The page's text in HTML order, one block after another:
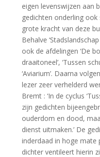
eigen levenswijzen aan
gedichten onderling
grote kracht van deze
Behalve
ook de afdelingen ‘De
draaitoneel’, ‘Tussen
‘Aviarium’. Daarna
lezer zeer verhelderd
Bremt : ‘In de cyclus
zijn gedichten
ouderdom en dood,
dienst uitmaken.’ De
inderdaad in hoge mate
dichter ventileert hierin